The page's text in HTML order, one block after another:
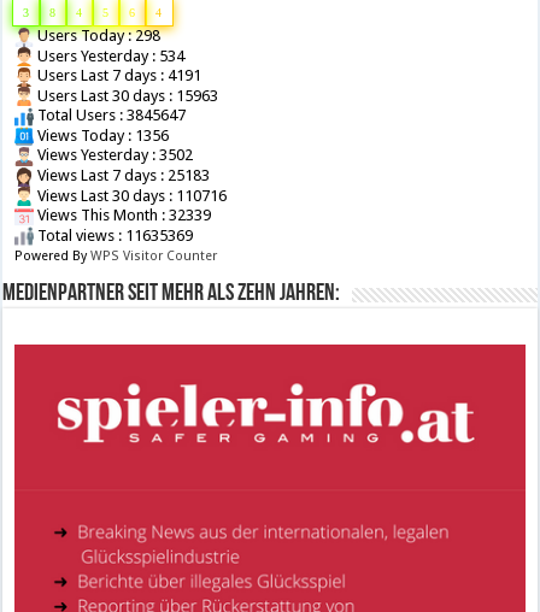
3 8 4 5 6 4
Users Today : 298
Users Yesterday : 534
Users Last 7 days : 4191
Users Last 30 days : 15963
Total Users : 3845647
Views Today : 1356
Views Yesterday : 3502
Views Last 7 days : 25183
Views Last 30 days : 110716
Views This Month : 32339
Total views : 11635369
Powered ByWPS Visitor Counter
Medienpartner seit mehr als zehn Jahren: